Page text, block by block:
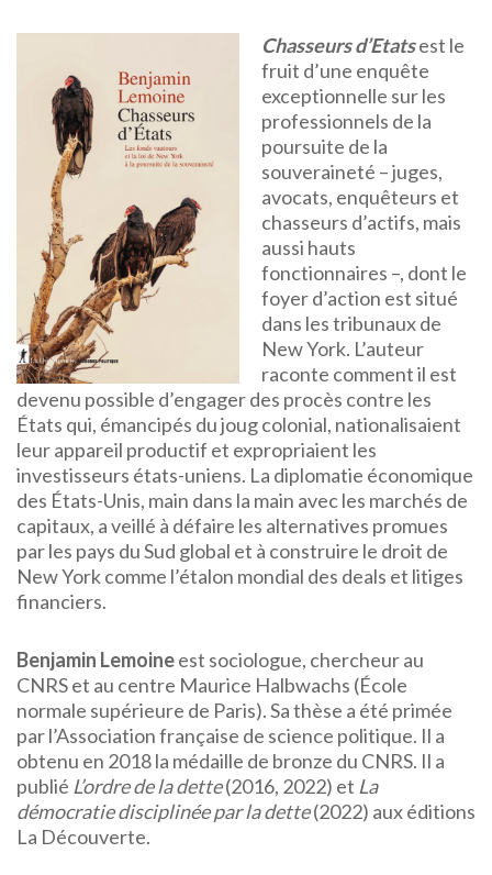
Chasseurs d’Etatsest le
fruit d’une enquête
exceptionnelle sur les
professionnels de la
poursuite de la
souveraineté – juges,
avocats, enquêteurs et
chasseurs d’actifs, mais
aussi hauts
fonctionnaires –, dont le
foyer d’action est situé
dans les tribunaux de
New York. L’auteur
raconte comment il est
devenu possible d’engager des procès contre les
États qui, émancipés du joug colonial, nationalisaient
leur appareil productif et expropriaient les
investisseurs états-uniens. La diplomatie économique
des États-Unis, main dans la main avec les marchés de
capitaux, a veillé à défaire les alternatives promues
par les pays du Sud global et à construire le droit de
New York comme l’étalon mondial des deals et litiges
financiers.
Benjamin Lemoineest sociologue, chercheur au
CNRS et au centre Maurice Halbwachs (École
normale supérieure de Paris). Sa thèse a été primée
par l’Association française de science politique. Il a
obtenu en 2018 la médaille de bronze du CNRS. Il a
publié L’ordre de la dette(2016, 2022) et La
démocratie disciplinée par la dette(2022) aux éditions
La Découverte.